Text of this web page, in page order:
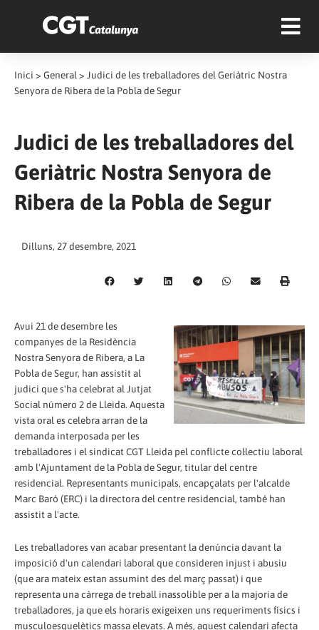
Inici > General > Judici de les treballadores del Geriàtric Nostra
Senyora de Ribera de la Pobla de Segur
Judici de les treballadores del
Geriàtric Nostra Senyora de
Ribera de la Pobla de Segur
Dilluns, 27 desembre, 2021
Avui 21 de desembre les
companyes de la Residència
Nostra Senyora de Ribera, a La
Pobla de Segur, han assistit al
judici que s'ha celebrat al Jutjat
Social número 2 de Lleida. Aquesta
vista oral es celebra arran de la
demanda interposada per les
treballadores i el sindicat CGT Lleida pel conflicte col·lectiu laboral
amb l'Ajuntament de la Pobla de Segur, titular del centre
residencial. Representants municipals, encapçalats per l'alcalde
Marc Baró (ERC) i la directora del centre residencial, també han
assistit a l'acte.
Les treballadores van acabar presentant la denúncia davant la
imposició d'un calendari laboral que consideren injust i abusiu
(que ara mateix estan assumint des del març passat) i que
representa una càrrega de treball inassolible per a la majoria de
treballadores, ja que els horaris exigeixen uns requeriments físics i
musculoesquelètics massa elevats. A més, aquest calendari afecta